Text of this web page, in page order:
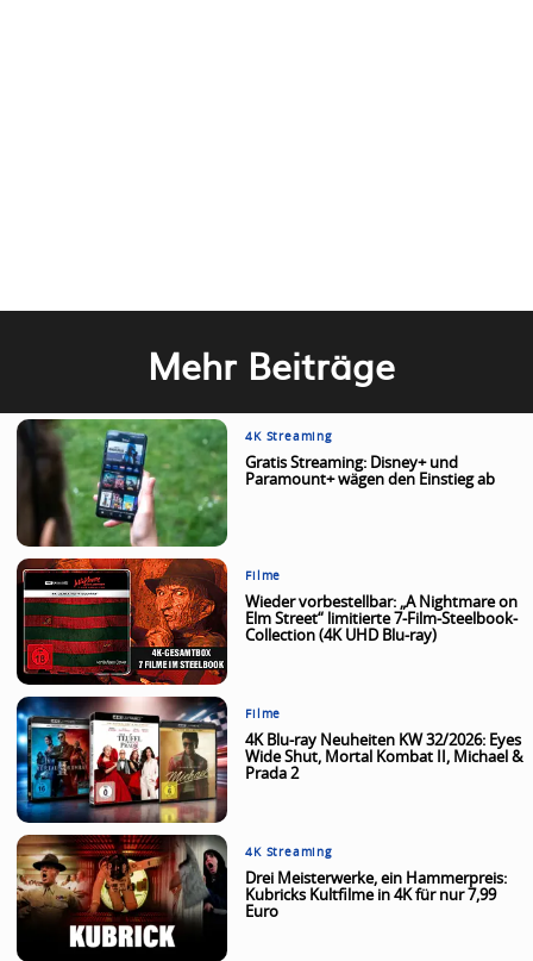
Mehr Beiträge
4K Streaming
Gratis Streaming: Disney+ und
Paramount+ wägen den Einstieg ab
Filme
Wieder vorbestellbar: „A Nightmare on
Elm Street“ limitierte 7-Film-Steelbook-
Collection (4K UHD Blu-ray)
Filme
4K Blu-ray Neuheiten KW 32/2026: Eyes
Wide Shut, Mortal Kombat II, Michael &
Prada 2
4K Streaming
Drei Meisterwerke, ein Hammerpreis:
Kubricks Kultfilme in 4K für nur 7,99
Euro